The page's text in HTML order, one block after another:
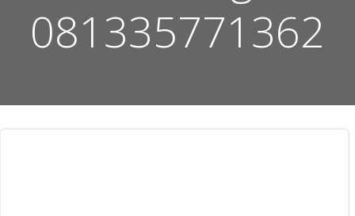
081335771362